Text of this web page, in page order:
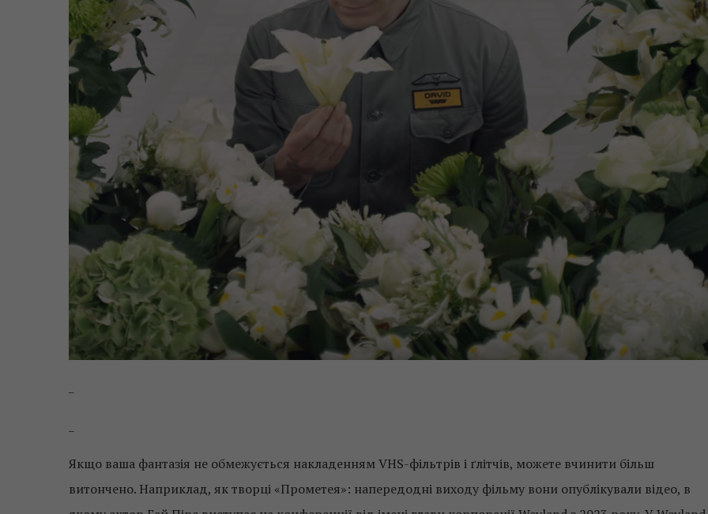
Якщо ваша фантазія не обмежується накладенням VHS-фільтрів і ґлітчів, можете вчинити більш
витончено. Наприклад, як творці «Прометея»: напередодні виходу фільму вони опублікували відео, в